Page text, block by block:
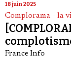
18 juin 2025
Complorama - la
France Info